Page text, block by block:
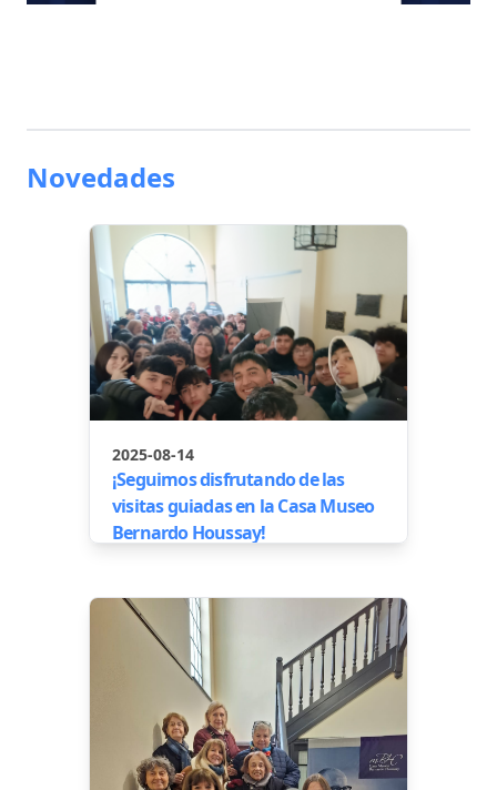
Novedades
2025-08-14
¡Seguimos disfrutando de las
visitas guiadas en la Casa Museo
Bernardo Houssay!